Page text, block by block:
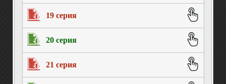
19 серия
20 серия
21 серия